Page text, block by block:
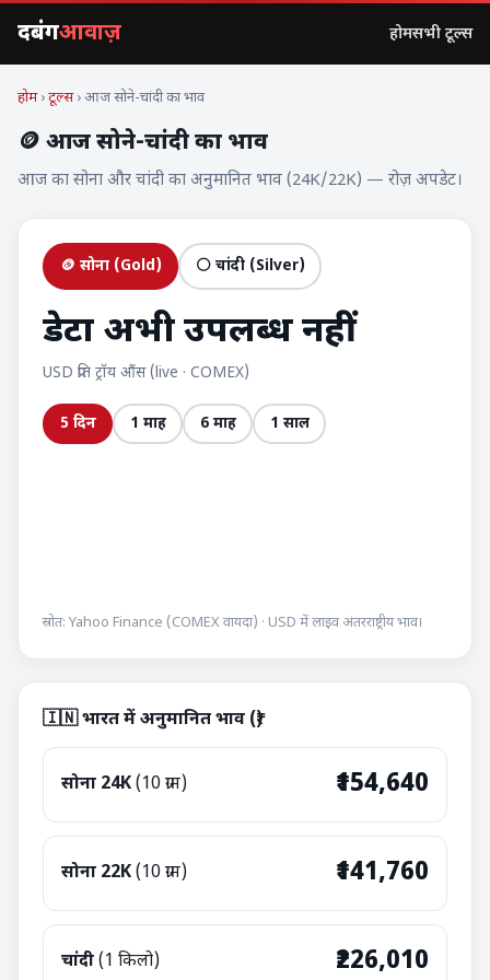
दबंगआवाज़ होमसभी टूल्स
होम›टूल्स› आज सोने-चांदी का भाव
🪙 आज सोने-चांदी का भाव
आज का सोना और चांदी का अनुमानित भाव (24K/22K) — रोज़ अपडेट।
🪙 सोना (Gold) ⚪ चांदी (Silver)
डेटा अभी उपलब्ध नहीं
USD प्रति ट्रॉय औंस (live · COMEX)
5 दिन 1 माह 6 माह 1 साल
स्रोत: Yahoo Finance (COMEX वायदा) · USD में लाइव अंतरराष्ट्रीय भाव।
🇮🇳 भारत में अनुमानित भाव (₹)
सोना 24K(10 ग्राम) ₹154,640
सोना 22K(10 ग्राम) ₹141,760
चांदी(1 किलो) ₹226,010